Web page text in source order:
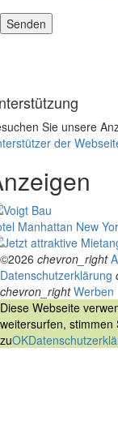
Sie unsere
der
Manhattan New
©2026 chevron_right
Datenschutzerklärung
chevron_right Werben
Diese Webseite
weitersurfen, stimmen
zuOK